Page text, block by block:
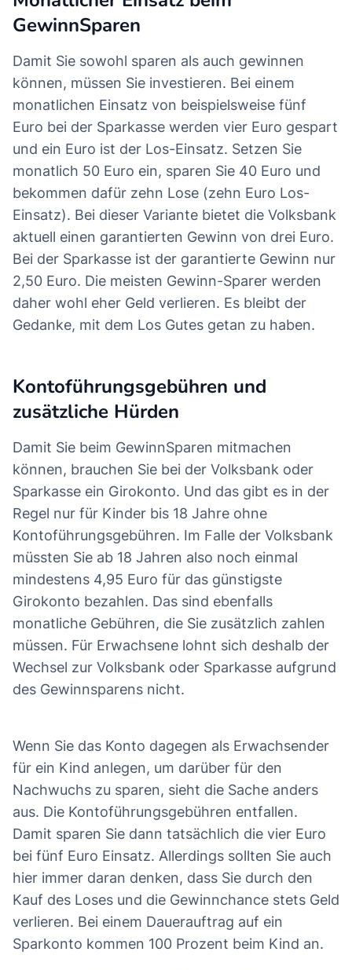
GewinnSparen
Damit Sie sowohl sparen als auch gewinnen
können, müssen Sie investieren. Bei einem
monatlichen Einsatz von beispielsweise fünf
Euro bei der Sparkasse werden vier Euro gespart
und ein Euro ist der Los-Einsatz. Setzen Sie
monatlich 50 Euro ein, sparen Sie 40 Euro und
bekommen dafür zehn Lose (zehn Euro Los-
Einsatz). Bei dieser Variante bietet die Volksbank
aktuell einen garantierten Gewinn von drei Euro.
Bei der Sparkasse ist der garantierte Gewinn nur
2,50 Euro. Die meisten Gewinn-Sparer werden
daher wohl eher Geld verlieren. Es bleibt der
Gedanke, mit dem Los Gutes getan zu haben.
Kontoführungsgebühren und
zusätzliche Hürden
Damit Sie beim GewinnSparen mitmachen
können, brauchen Sie bei der Volksbank oder
Sparkasse ein Girokonto. Und das gibt es in der
Regel nur für Kinder bis 18 Jahre ohne
Kontoführungsgebühren. Im Falle der Volksbank
müssten Sie ab 18 Jahren also noch einmal
mindestens 4,95 Euro für das günstigste
Girokonto bezahlen. Das sind ebenfalls
monatliche Gebühren, die Sie zusätzlich zahlen
müssen. Für Erwachsene lohnt sich deshalb der
Wechsel zur Volksbank oder Sparkasse aufgrund
des Gewinnsparens nicht.
Wenn Sie das Konto dagegen als Erwachsender
für ein Kind anlegen, um darüber für den
Nachwuchs zu sparen, sieht die Sache anders
aus. Die Kontoführungsgebühren entfallen.
Damit sparen Sie dann tatsächlich die vier Euro
bei fünf Euro Einsatz. Allerdings sollten Sie auch
hier immer daran denken, dass Sie durch den
Kauf des Loses und die Gewinnchance stets Geld
verlieren. Bei einem Dauerauftrag auf ein
Sparkonto kommen 100 Prozent beim Kind an.